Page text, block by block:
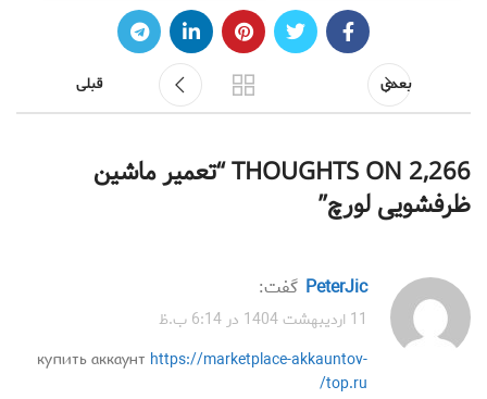
بعدی قبلی
2,266 THOUGHTS ON “
تعمیر ماشین
ظرفشویی لورچ”
PeterJic گفت:
11 اردیبهشت 1404 در 6:14 ب.ظ
купить аккаунт https://marketplace-akkauntov-
top.ru/